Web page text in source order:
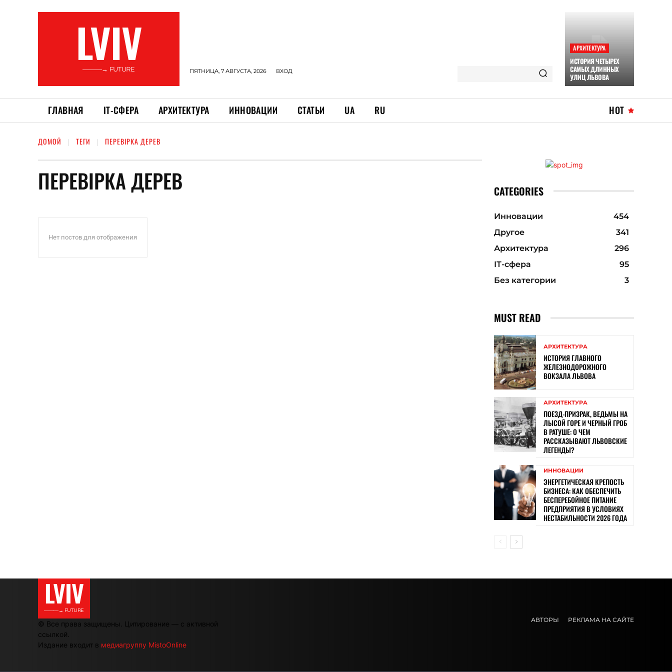
LVIV
———→ FUTURE ПЯТНИЦА, 7 АВГУСТА, 2026 ВХОД
АРХИТЕКТУРА
ИСТОРИЯ ЧЕТЫРЕХ
САМЫХ ДЛИННЫХ
УЛИЦ ЛЬВОВА
ГЛАВНАЯ ІТ-СФЕРА АРХИТЕКТУРА ИННОВАЦИИ СТАТЬИ UA RU HOT
ДОМОЙ ТЕГИ ПЕРЕВІРКА ДЕРЕВ
ПЕРЕВІРКА ДЕРЕВ
Нет постов для отображения
CATEGORIES
Инновации
454
Другое
341
Архитектура
296
ІТ-сфера
95
Без категории
3
MUST READ
АРХИТЕКТУРА
ИСТОРИЯ ГЛАВНОГО
ЖЕЛЕЗНОДОРОЖНОГО
ВОКЗАЛА ЛЬВОВА
АРХИТЕКТУРА
ПОЕЗД-ПРИЗРАК, ВЕДЬМЫ НА
ЛЫСОЙ ГОРЕ И ЧЕРНЫЙ ГРОБ
В РАТУШЕ: О ЧЕМ
РАССКАЗЫВАЮТ ЛЬВОВСКИЕ
ЛЕГЕНДЫ?
ИННОВАЦИИ
ЭНЕРГЕТИЧЕСКАЯ КРЕПОСТЬ
БИЗНЕСА: КАК ОБЕСПЕЧИТЬ
БЕСПЕРЕБОЙНОЕ ПИТАНИЕ
ПРЕДПРИЯТИЯ В УСЛОВИЯХ
НЕСТАБИЛЬНОСТИ 2026 ГОДА
LVIV
———→ FUTURE
© Все права защищены. Цитирование — с активной
ссылкой.
Издание входит в медиагруппу MistoOnline
АВТОРЫ РЕКЛАМА НА САЙТЕ